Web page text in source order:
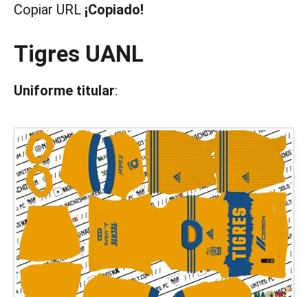
Copiar URL ¡Copiado!
Tigres UANL
Uniforme titular: